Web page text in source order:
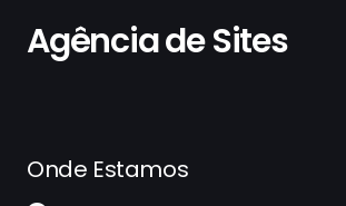
Agência de Sites
Onde Estamos